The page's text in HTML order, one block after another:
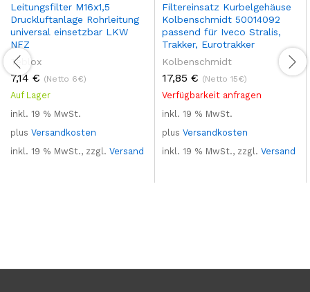
Leitungsfilter M16x1,5
Druckluftanlage Rohrleitung
universal einsetzbar LKW
NFZ
Teblox
7,14 € (Netto 6€)
Auf Lager
inkl. 19 % MwSt.
plus Versandkosten
inkl. 19 % MwSt., zzgl. Versand
Filtereinsatz Kurbelgehäuse
Kolbenschmidt 50014092
passend für Iveco Stralis,
Trakker, Eurotrakker
Kolbenschmidt
17,85 € (Netto 15€)
Verfügbarkeit anfragen
inkl. 19 % MwSt.
plus Versandkosten
inkl. 19 % MwSt., zzgl. Versand